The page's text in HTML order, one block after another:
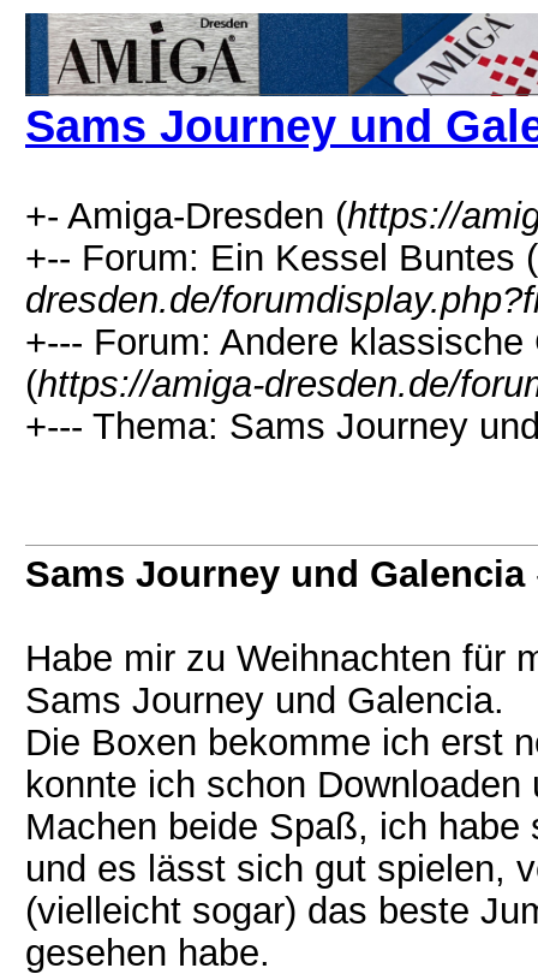
Sams Journey und
+- Amiga-Dresden (https://
+-- Forum: Ein Kessel Buntes (
dresden.de/
+--- Forum: Andere
(https://amiga-dresden.de/
+--- Thema: Sams Journey
Sams Journey und Galencia
Habe mir zu Weihnachten für
Sams Journey und Galencia.
Die Boxen bekomme ich erst
konnte ich schon Downloaden
Machen beide Spaß, ich
und es lässt sich gut spielen,
(vielleicht sogar) das beste
gesehen habe.